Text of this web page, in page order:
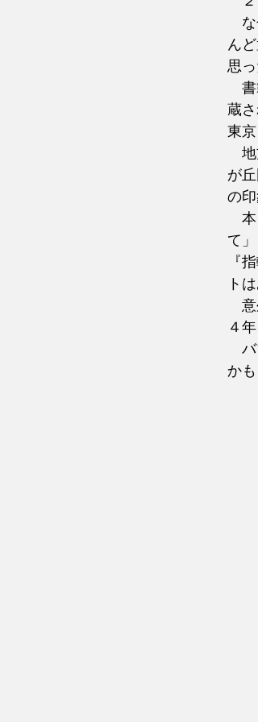
な
ん
思っ
書
蔵
東
地
が
の印
本
て
『
ト
意
４
バ
かも